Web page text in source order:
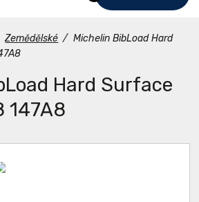
Zemědělské / Michelin BibLoad Hard
Hard Surface
147A8